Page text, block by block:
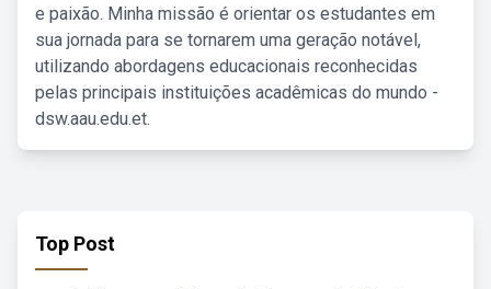
e paixão. Minha missão é orientar os estudantes em
sua jornada para se tornarem uma geração notável,
utilizando abordagens educacionais reconhecidas
pelas principais instituições acadêmicas do mundo -
dsw.aau.edu.et.
Top Post